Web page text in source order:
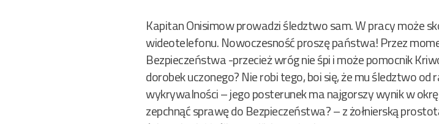
Kapitan Onisimow prowadzi śledztwo sam. W pracy może
wideotelefonu. Nowoczesność proszę państwa! Przez
Bezpieczeństwa -przecież wróg nie śpi i może pomocnik
dorobek uczonego? Nie robi tego, boi się, że mu śledztwo od
wykrywalności – jego posterunek ma najgorszy wynik w
zepchnąć sprawę do Bezpieczeństwa? – z żołnierską